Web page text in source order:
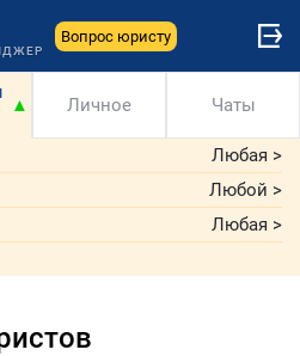
Вопрос юристу
▲ Личное Чаты
Любая >
Любой >
Любая >